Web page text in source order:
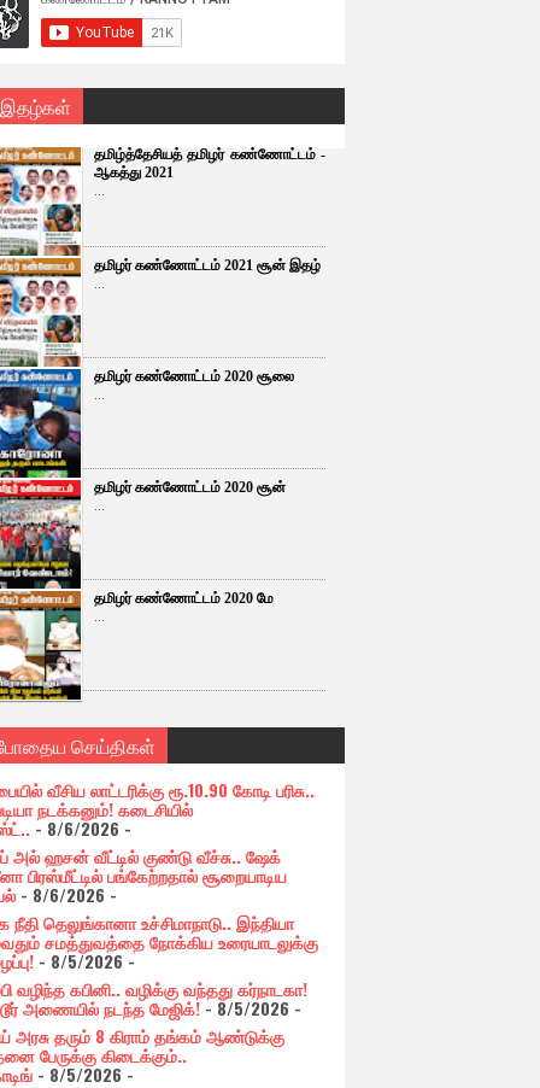
இதழ்கள்
தமிழ்த்தேசியத் தமிழர் கண்ணோட்டம் -
ஆகத்து 2021
...
தமிழர் கண்ணோட்டம் 2021 சூன் இதழ்
...
தமிழர் கண்ணோட்டம் 2020 சூலை
...
தமிழர் கண்ணோட்டம் 2020 சூன்
...
தமிழர் கண்ணோட்டம் 2020 மே
...
செய்திகள்
வீசிய லாட்டரிக்கு ரூ.10.90 கோடி பரிசு..
நடக்கனும்! கடைசியில்
- 8/6/2026 -
அல் ஹசன் வீட்டில் குண்டு வீச்சு.. ஷேக்
பிரஸ்மீட்டில் பங்கேற்றதால் சூறையாடிய
- 8/6/2026 -
நீதி தெலுங்கானா உச்சிமாநாடு.. இந்தியா
சமத்துவத்தை நோக்கிய உரையாடலுக்கு
- 8/5/2026 -
வழிந்த கபினி.. வழிக்கு வந்தது கர்நாடகா!
அணையில் நடந்த மேஜிக்!- 8/5/2026 -
அரசு தரும் 8 கிராம் தங்கம் ஆண்டுக்கு
பேருக்கு கிடைக்கும்..
- 8/5/2026 -